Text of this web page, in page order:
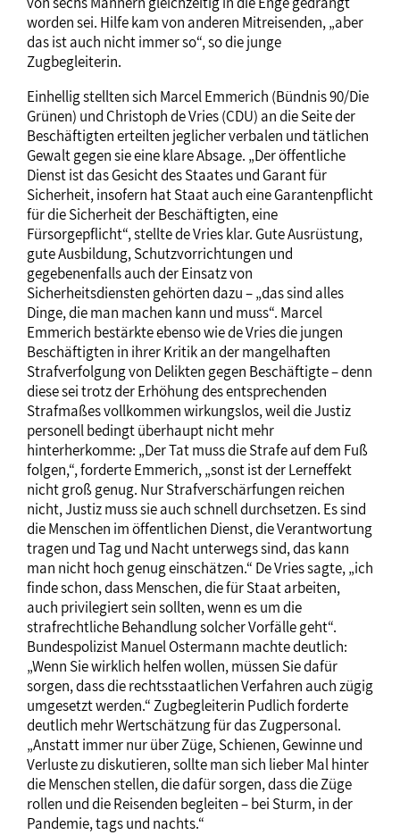
worden sei. Hilfe kam von anderen Mitreisenden, „aber
das ist auch nicht immer so“, so die junge
Zugbegleiterin.
Einhellig stellten sich Marcel Emmerich (Bündnis 90/Die
Grünen) und Christoph de Vries (CDU) an die Seite der
Beschäftigten erteilten jeglicher verbalen und tätlichen
Gewalt gegen sie eine klare Absage. „Der öffentliche
Dienst ist das Gesicht des Staates und Garant für
Sicherheit, insofern hat Staat auch eine Garantenpflicht
für die Sicherheit der Beschäftigten, eine
Fürsorgepflicht“, stellte de Vries klar. Gute Ausrüstung,
gute Ausbildung, Schutzvorrichtungen und
gegebenenfalls auch der Einsatz von
Sicherheitsdiensten gehörten dazu – „das sind alles
Dinge, die man machen kann und muss“. Marcel
Emmerich bestärkte ebenso wie de Vries die jungen
Beschäftigten in ihrer Kritik an der mangelhaften
Strafverfolgung von Delikten gegen Beschäftigte – denn
diese sei trotz der Erhöhung des entsprechenden
Strafmaßes vollkommen wirkungslos, weil die Justiz
personell bedingt überhaupt nicht mehr
hinterherkomme: „Der Tat muss die Strafe auf dem Fuß
folgen,“, forderte Emmerich, „sonst ist der Lerneffekt
nicht groß genug. Nur Strafverschärfungen reichen
nicht, Justiz muss sie auch schnell durchsetzen. Es sind
die Menschen im öffentlichen Dienst, die Verantwortung
tragen und Tag und Nacht unterwegs sind, das kann
man nicht hoch genug einschätzen.“ De Vries sagte, „ich
finde schon, dass Menschen, die für Staat arbeiten,
auch privilegiert sein sollten, wenn es um die
strafrechtliche Behandlung solcher Vorfälle geht“.
Bundespolizist Manuel Ostermann machte deutlich:
„Wenn Sie wirklich helfen wollen, müssen Sie dafür
sorgen, dass die rechtsstaatlichen Verfahren auch zügig
umgesetzt werden.“ Zugbegleiterin Pudlich forderte
deutlich mehr Wertschätzung für das Zugpersonal.
„Anstatt immer nur über Züge, Schienen, Gewinne und
Verluste zu diskutieren, sollte man sich lieber Mal hinter
die Menschen stellen, die dafür sorgen, dass die Züge
rollen und die Reisenden begleiten – bei Sturm, in der
Pandemie, tags und nachts.“